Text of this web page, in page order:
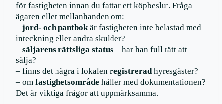
för fastigheten innan du fattar ett köpbeslut. Fråga
ägaren eller mellanhanden om:
– jord- och pantbok är fastigheten inte belastad med
inteckning eller andra skulder?
– säljarens rättsliga status – har han full rätt att
sälja?
– finns det några i lokalen registrerad hyresgäster?
– om fastighetsområde håller med dokumentationen?
Det är viktiga frågor att uppmärksamma.